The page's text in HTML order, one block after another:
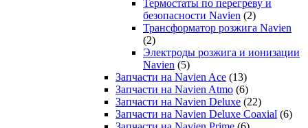
Термостаты по перегреву и
безопасности Navien (2)
Трансформатор розжига Navien
(2)
Электроды розжига и ионизации
Navien (5)
Запчасти на Navien Ace (13)
Запчасти на Navien Atmo (6)
Запчасти на Navien Deluxe (22)
Запчасти на Navien Deluxe Coaxial (6)